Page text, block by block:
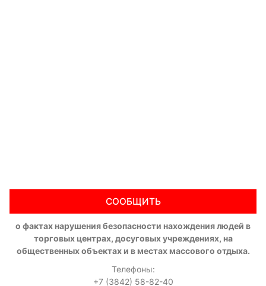
СООБЩИТЬ
о фактах нарушения безопасности нахождения людей в
торговых центрах, досуговых учреждениях, на
общественных объектах и в местах массового отдыха.
Телефоны:
+7 (3842) 58-82-40